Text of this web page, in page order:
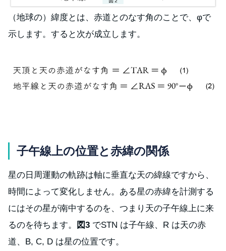
（地球の）緯度とは、赤道とのなす角のことで、φで
示します。すると次が成立します。
子午線上の位置と赤緯の関係
星の日周運動の軌跡は軸に垂直な天の緯線ですから、
時間によって変化しません。ある星の赤緯を計測する
にはその星が南中するのを、つまり天の子午線上に来
るのを待ちます。
図3 でSTN は子午線、R は天の赤
道、B, C, D は星の位置です。